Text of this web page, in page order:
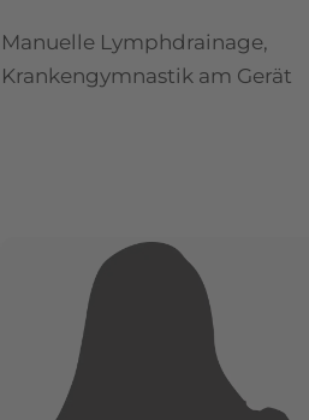
Manuelle Lymphdrainage,
Krankengymnastik am Gerät